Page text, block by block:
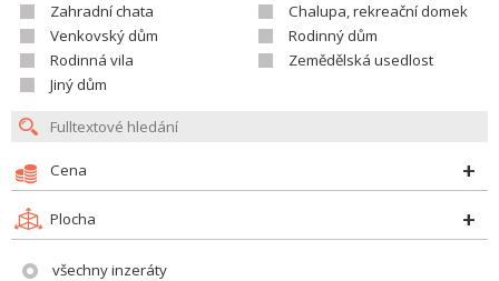
Zahradní chata
Chalupa, rekreační domek
Venkovský dům
Rodinný dům
Rodinná vila
Zemědělská usedlost
Jiný dům
Cena
Plocha
všechny inzeráty